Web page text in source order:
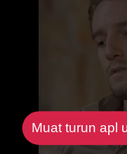
Muat turun apl